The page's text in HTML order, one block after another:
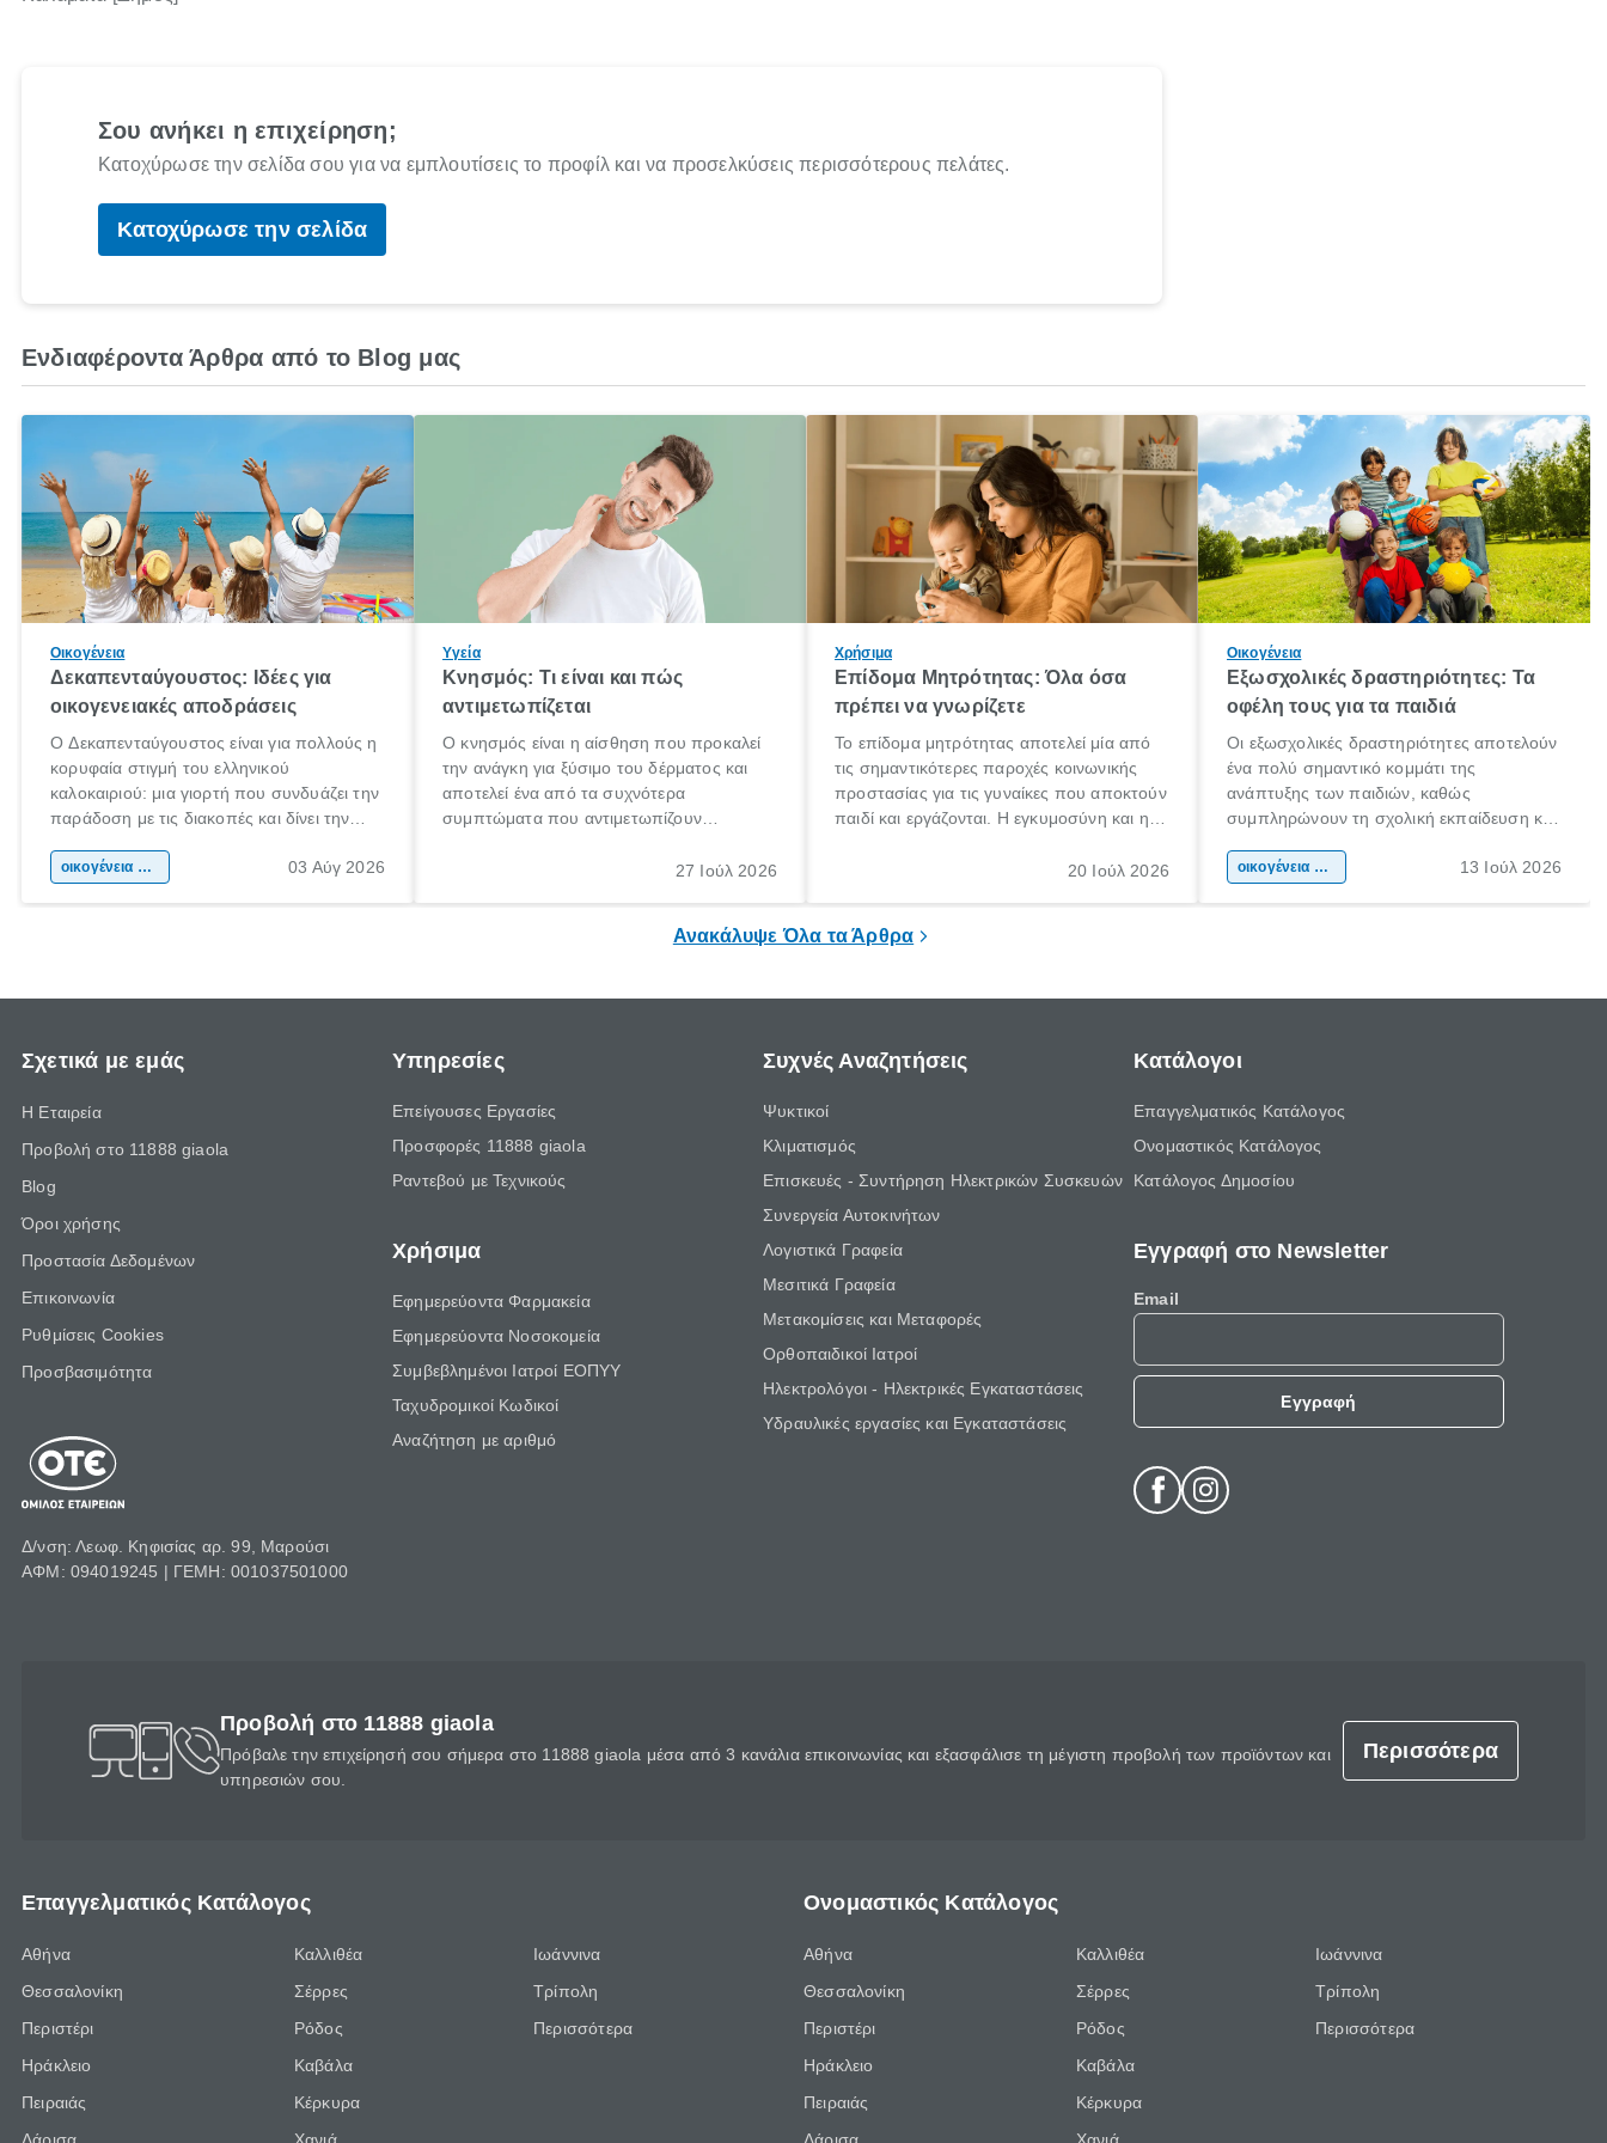
Σου ανήκει η επιχείρηση;
Κατοχύρωσε την σελίδα σου για να εμπλουτίσεις το προφίλ και να προσελκύσεις περισσότερους πελάτες.
Κατοχύρωσε την σελίδα
Ενδιαφέροντα Άρθρα από το Blog μας
Οικογένεια
Δεκαπενταύγουστος: Ιδέες για
οικογενειακές αποδράσεις
Ο Δεκαπενταύγουστος είναι για πολλούς η
κορυφαία στιγμή του ελληνικού
καλοκαιριού: μια γιορτή που συνδυάζει την
παράδοση με τις διακοπές και δίνει την
χώρας. Είτε πρόκειται για λίγες μέρες
οικογένεια & παιδί 03 Αύγ 2026
Υγεία
Κνησμός: Τι είναι και πώς
αντιμετωπίζεται
Ο κνησμός είναι η αίσθηση που προκαλεί
την ανάγκη για ξύσιμο του δέρματος και
αποτελεί ένα από τα συχνότερα
συμπτώματα που αντιμετωπίζουν
πληροφορίες για το «κνησμός τι είναι»,
27 Ιούλ 2026
Χρήσιμα
Επίδομα Μητρότητας: Όλα όσα
πρέπει να γνωρίζετε
Το επίδομα μητρότητας αποτελεί μία από
τις σημαντικότερες παροχές κοινωνικής
προστασίας για τις γυναίκες που αποκτούν
παιδί και εργάζονται. Η εγκυμοσύνη και η
σημαντική περίοδος στη ζωή κάθε20 Ιούλ 2026
Οικογένεια
Εξωσχολικές δραστηριότητες: Τα
οφέλη τους για τα παιδιά
Οι εξωσχολικές δραστηριότητες αποτελούν
ένα πολύ σημαντικό κομμάτι της
ανάπτυξης των παιδιών, καθώς
συμπληρώνουν τη σχολική εκπαίδευση και
της προσωπικότητας, της κοινωνικότητας
οικογένεια & παιδί 13 Ιούλ 2026
Ανακάλυψε Όλα τα Άρθρα
Σχετικά με εμάς
Η Εταιρεία
Προβολή στο 11888 giaola
Blog
Όροι χρήσης
Προστασία Δεδομένων
Επικοινωνία
Ρυθμίσεις Cookies
Προσβασιμότητα
Δ/νση: Λεωφ. Κηφισίας αρ. 99, Μαρούσι
ΑΦΜ: 094019245 | ΓΕΜΗ: 001037501000
Υπηρεσίες
Επείγουσες Εργασίες
Προσφορές 11888 giaola
Ραντεβού με Τεχνικούς
Χρήσιμα
Εφημερεύοντα Φαρμακεία
Εφημερεύοντα Νοσοκομεία
Συμβεβλημένοι Ιατροί ΕΟΠΥΥ
Ταχυδρομικοί Κωδικοί
Αναζήτηση με αριθμό
Συχνές Αναζητήσεις
Ψυκτικοί
Κλιματισμός
Επισκευές - Συντήρηση Ηλεκτρικών Συσκευών
Συνεργεία Αυτοκινήτων
Λογιστικά Γραφεία
Μεσιτικά Γραφεία
Μετακομίσεις και Μεταφορές
Ορθοπαιδικοί Ιατροί
Ηλεκτρολόγοι - Ηλεκτρικές Εγκαταστάσεις
Υδραυλικές εργασίες και Εγκαταστάσεις
Κατάλογοι
Επαγγελματικός Κατάλογος
Ονομαστικός Κατάλογος
Κατάλογος Δημοσίου
Εγγραφή στο Newsletter
Email
Εγγραφή
Προβολή στο 11888 giaola
Πρόβαλε την επιχείρησή σου σήμερα στο 11888 giaola μέσα από 3 κανάλια επικοινωνίας και εξασφάλισε τη μέγιστη προβολή των προϊόντων και
υπηρεσιών σου.
Περισσότερα
Επαγγελματικός Κατάλογος
Αθήνα
Θεσσαλονίκη
Περιστέρι
Ηράκλειο
Πειραιάς
Καλλιθέα
Σέρρες
Ρόδος
Καβάλα
Κέρκυρα
Ιωάννινα
Τρίπολη
Περισσότερα
Ονομαστικός Κατάλογος
Αθήνα
Θεσσαλονίκη
Περιστέρι
Ηράκλειο
Πειραιάς
Καλλιθέα
Σέρρες
Ρόδος
Καβάλα
Κέρκυρα
Ιωάννινα
Τρίπολη
Περισσότερα